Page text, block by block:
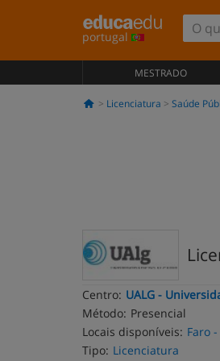
portugal
MESTRADO
Licenciatura Saúde
Centro: UALG -
Método: Presencial
Locais disponíveis: Faro
Tipo: Licenciatura